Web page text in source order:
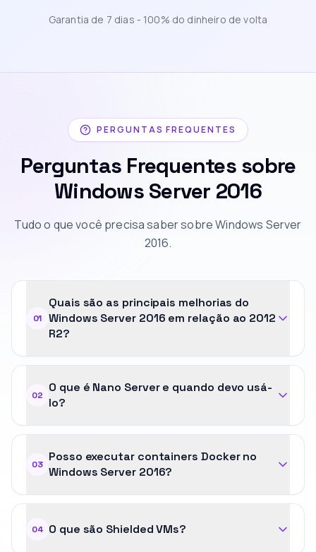
Garantia de 7 dias - 100% do dinheiro de volta
PERGUNTAS FREQUENTES
Perguntas Frequentes sobre
Windows Server 2016
Tudo o que você precisa saber sobre Windows Server
2016.
01
Quais são as principais melhorias do
Windows Server 2016 em relação ao 2012
R2?
02
O que é Nano Server e quando devo usá-
lo?
03
Posso executar containers Docker no
Windows Server 2016?
04 O que são Shielded VMs?